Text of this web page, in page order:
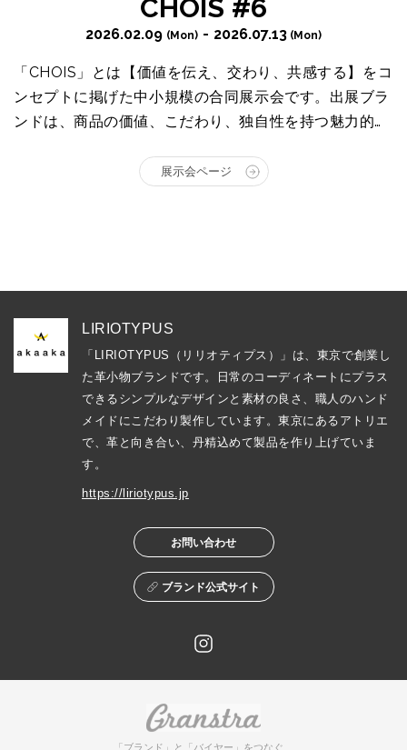
CHOIS #6
2026.02.09 (Mon)- 2026.07.13 (Mon)
「CHOIS」とは【価値を伝え、交わり、共感する】をコ
ンセプトに掲げた中小規模の合同展示会です。出展ブラ
ンドは、商品の価値、こだわり、独自性を持つ魅力的な
イルショップに対しての提案を行います。
展示会ページ
LIRIOTYPUS
「LIRIOTYPUS（リリオティプス）」は、東京で創業し
た革小物ブランドです。日常のコーディネートにプラス
できるシンプルなデザインと素材の良さ、職人のハンド
メイドにこだわり製作しています。東京にあるアトリエ
で、革と向き合い、丹精込めて製品を作り上げていま
す。
https://liriotypus.jp
お問い合わせ
ブランド公式サイト
「ブランド」と「バイヤー」をつなぐ、